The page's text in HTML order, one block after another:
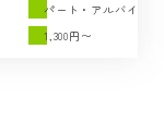
パート・アルバイト
1,300円〜